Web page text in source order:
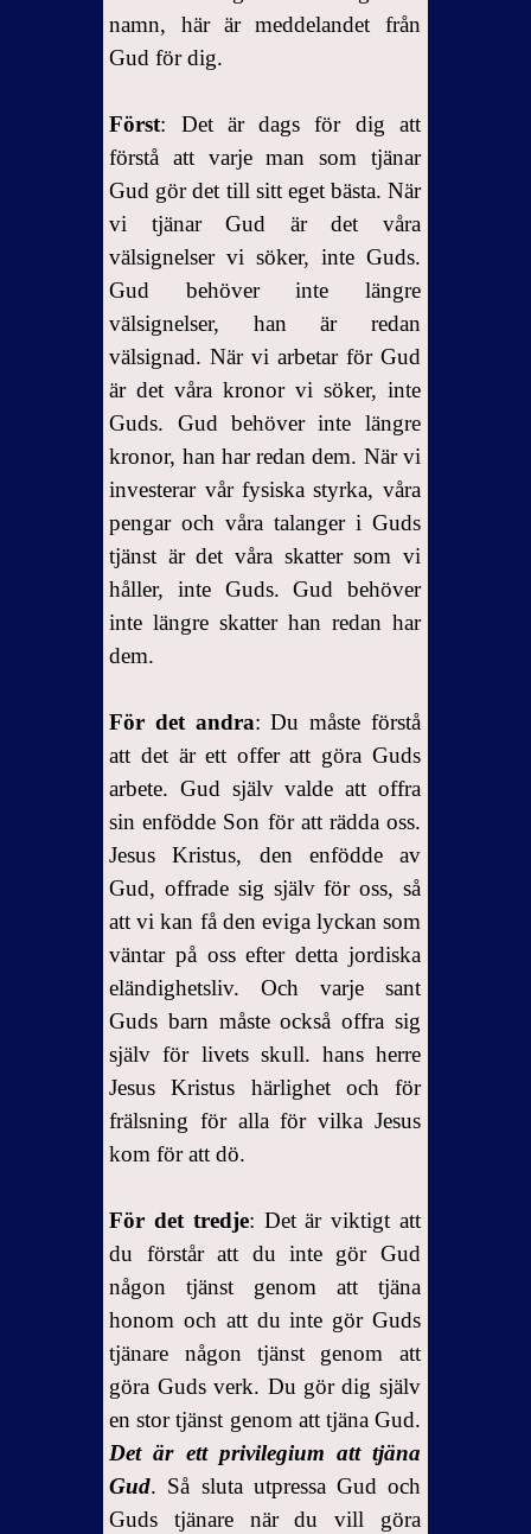
namn, här är meddelandet från
Gud för dig.
Först: Det är dags för dig att
förstå att varje man som tjänar
Gud gör det till sitt eget bästa. När
vi tjänar Gud är det våra
välsignelser vi söker, inte Guds.
Gud behöver inte längre
välsignelser, han är redan
välsignad. När vi arbetar för Gud
är det våra kronor vi söker, inte
Guds. Gud behöver inte längre
kronor, han har redan dem. När vi
investerar vår fysiska styrka, våra
pengar och våra talanger i Guds
tjänst är det våra skatter som vi
håller, inte Guds. Gud behöver
inte längre skatter han redan har
dem.
För det andra: Du måste förstå
att det är ett offer att göra Guds
arbete. Gud själv valde att offra
sin enfödde Son för att rädda oss.
Jesus Kristus, den enfödde av
Gud, offrade sig själv för oss, så
att vi kan få den eviga lyckan som
väntar på oss efter detta jordiska
eländighetsliv. Och varje sant
Guds barn måste också offra sig
själv för livets skull. hans herre
Jesus Kristus härlighet och för
frälsning för alla för vilka Jesus
kom för att dö.
För det tredje: Det är viktigt att
du förstår att du inte gör Gud
någon tjänst genom att tjäna
honom och att du inte gör Guds
tjänare någon tjänst genom att
göra Guds verk. Du gör dig själv
en stor tjänst genom att tjäna Gud.
Det är ett privilegium att tjäna
Gud. Så sluta utpressa Gud och
Guds tjänare när du vill göra